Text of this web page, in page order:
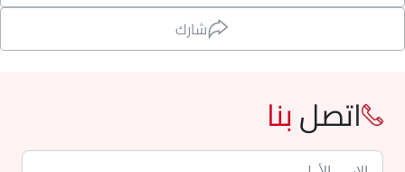
شارك
اتصلبنا